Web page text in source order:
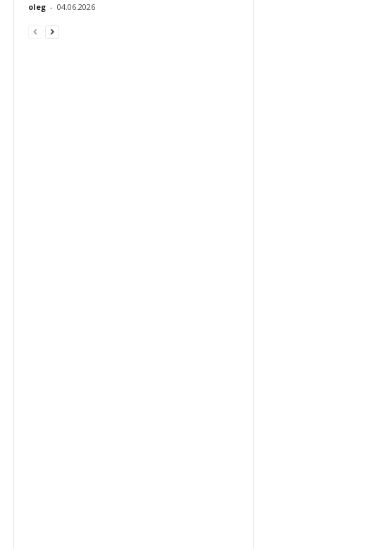
oleg - 04.06.2026